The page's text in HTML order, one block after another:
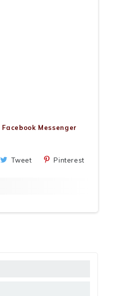
Facebook Messenger
Tweet Pinterest